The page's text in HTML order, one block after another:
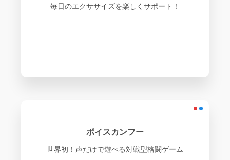
毎日のエクササイズを楽しくサポート！
ボイスカンフー
世界初！声だけで遊べる対戦型格闘ゲーム